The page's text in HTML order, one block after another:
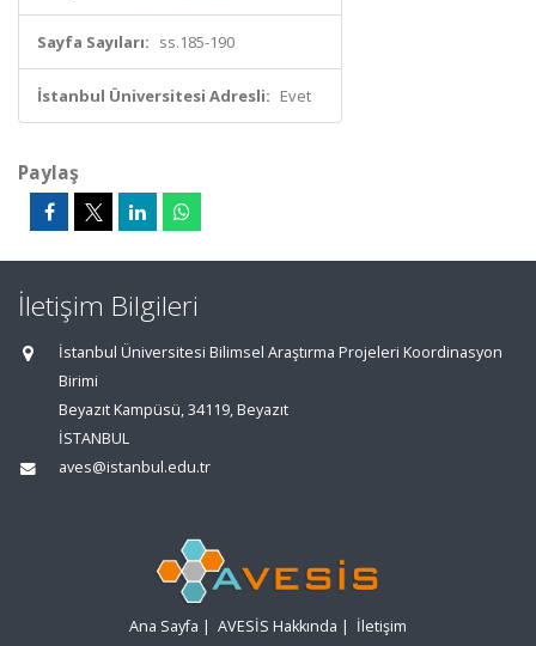
Sayfa Sayıları: ss.185-190
İstanbul Üniversitesi Adresli: Evet
Paylaş
İletişim Bilgileri
İstanbul Üniversitesi Bilimsel Araştırma Projeleri Koordinasyon
Birimi
Beyazıt Kampüsü, 34119, Beyazıt
İSTANBUL
aves@istanbul.edu.tr
Ana Sayfa | AVESİS Hakkında | İletişim